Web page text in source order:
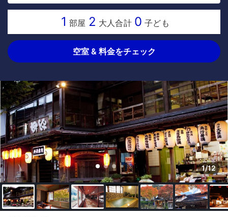
1 部屋 2 大人合計 0 子ども
空室 & 料金をチェック
1/12